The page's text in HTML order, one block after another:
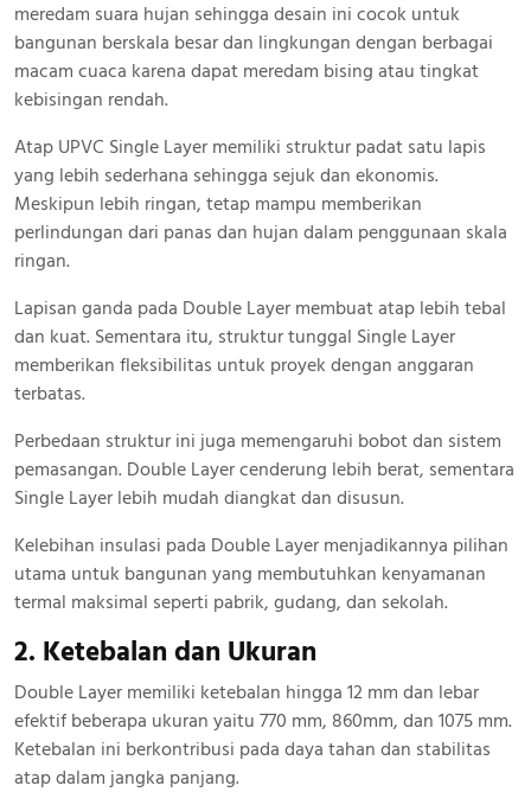
meredam suara hujan sehingga desain ini cocok untuk
bangunan berskala besar dan lingkungan dengan berbagai
macam cuaca karena dapat meredam bising atau tingkat
kebisingan rendah.
Atap UPVC Single Layer memiliki struktur padat satu lapis
yang lebih sederhana sehingga sejuk dan ekonomis.
Meskipun lebih ringan, tetap mampu memberikan
perlindungan dari panas dan hujan dalam penggunaan skala
ringan.
Lapisan ganda pada Double Layer membuat atap lebih tebal
dan kuat. Sementara itu, struktur tunggal Single Layer
memberikan fleksibilitas untuk proyek dengan anggaran
terbatas.
Perbedaan struktur ini juga memengaruhi bobot dan sistem
pemasangan. Double Layer cenderung lebih berat, sementara
Single Layer lebih mudah diangkat dan disusun.
Kelebihan insulasi pada Double Layer menjadikannya pilihan
utama untuk bangunan yang membutuhkan kenyamanan
termal maksimal seperti pabrik, gudang, dan sekolah.
2. Ketebalan dan Ukuran
Double Layer memiliki ketebalan hingga 12 mm dan lebar
efektif beberapa ukuran yaitu 770 mm, 860mm, dan 1075 mm.
Ketebalan ini berkontribusi pada daya tahan dan stabilitas
atap dalam jangka panjang.